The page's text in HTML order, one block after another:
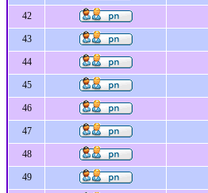
42
43
44
45
46
47
48
49